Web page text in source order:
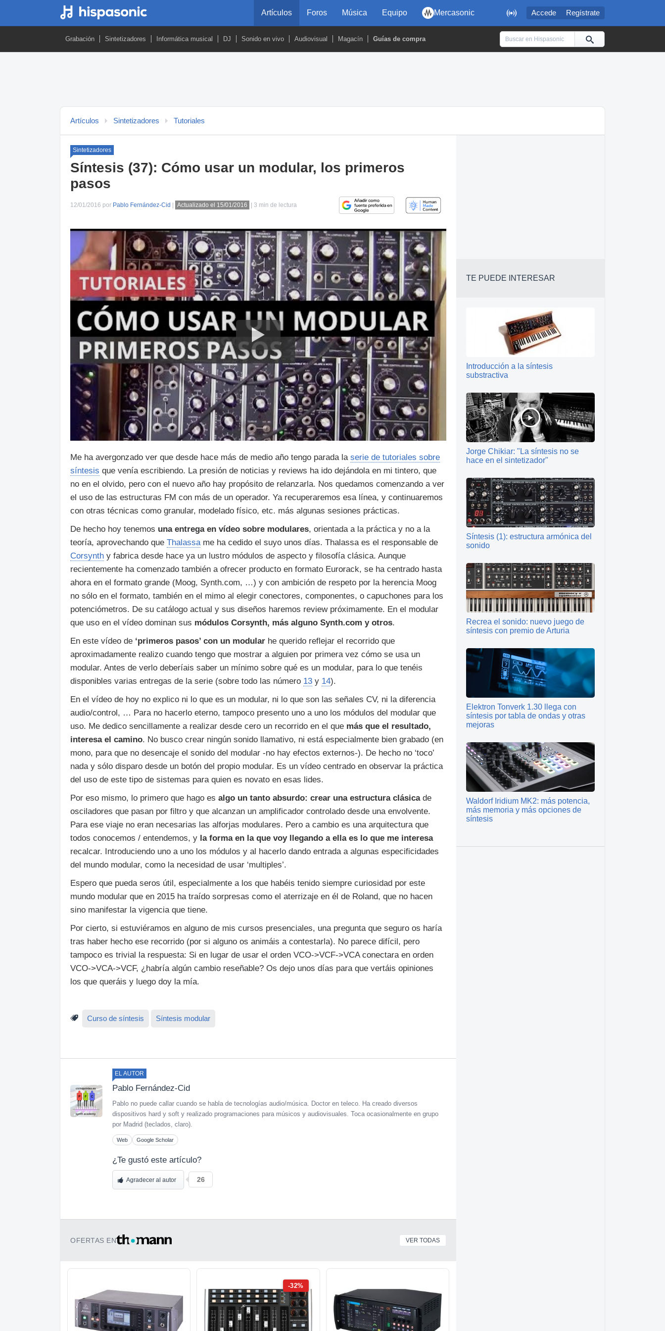
 Accede Regístrate
Artículos Foros Música Equipo Mercasonic
Grabación Sintetizadores Informática musical DJ Sonido en vivo Audiovisual Magacín Guías de compra
Artículos Sintetizadores Tutoriales
Sintetizadores
Síntesis (37): Cómo usar un modular, los primeros
pasos
12/01/2016 por Pablo Fernández-Cid Actualizado el 15/01/2016 | 3 min de lectura
Me ha avergonzado ver que desde hace más de medio año tengo parada la serie de tutoriales sobre
síntesis que venía escribiendo. La presión de noticias y reviews ha ido dejándola en mi tintero, que
no en el olvido, pero con el nuevo año hay propósito de relanzarla. Nos quedamos comenzando a ver
el uso de las estructuras FM con más de un operador. Ya recuperaremos esa línea, y continuaremos
con otras técnicas como granular, modelado físico, etc. más algunas sesiones prácticas.
De hecho hoy tenemos una entrega en vídeo sobre modulares, orientada a la práctica y no a la
teoría, aprovechando que Thalassa me ha cedido el suyo unos días. Thalassa es el responsable de
Corsynth y fabrica desde hace ya un lustro módulos de aspecto y filosofía clásica. Aunque
recientemente ha comenzado también a ofrecer producto en formato Eurorack, se ha centrado hasta
ahora en el formato grande (Moog, Synth.com, …) y con ambición de respeto por la herencia Moog
no sólo en el formato, también en el mimo al elegir conectores, componentes, o capuchones para los
potenciómetros. De su catálogo actual y sus diseños haremos review próximamente. En el modular
que uso en el vídeo dominan sus módulos Corsynth, más alguno Synth.com y otros.
En este vídeo de ‘primeros pasos’ con un modular he querido reflejar el recorrido que
aproximadamente realizo cuando tengo que mostrar a alguien por primera vez cómo se usa un
modular. Antes de verlo deberíais saber un mínimo sobre qué es un modular, para lo que tenéis
disponibles varias entregas de la serie (sobre todo las número 13 y 14).
En el vídeo de hoy no explico ni lo que es un modular, ni lo que son las señales CV, ni la diferencia
audio/control, … Para no hacerlo eterno, tampoco presento uno a uno los módulos del modular que
uso. Me dedico sencillamente a realizar desde cero un recorrido en el que más que el resultado,
interesa el camino. No busco crear ningún sonido llamativo, ni está especialmente bien grabado (en
mono, para que no desencaje el sonido del modular -no hay efectos externos-). De hecho no ‘toco’
nada y sólo disparo desde un botón del propio modular. Es un vídeo centrado en observar la práctica
del uso de este tipo de sistemas para quien es novato en esas lides.
Por eso mismo, lo primero que hago es algo un tanto absurdo: crear una estructura clásica de
osciladores que pasan por filtro y que alcanzan un amplificador controlado desde una envolvente.
Para ese viaje no eran necesarias las alforjas modulares. Pero a cambio es una arquitectura que
todos conocemos / entendemos, y la forma en la que voy llegando a ella es lo que me interesa
recalcar. Introduciendo uno a uno los módulos y al hacerlo dando entrada a algunas especificidades
del mundo modular, como la necesidad de usar ‘multiples’.
Espero que pueda seros útil, especialmente a los que habéis tenido siempre curiosidad por este
mundo modular que en 2015 ha traído sorpresas como el aterrizaje en él de Roland, que no hacen
sino manifestar la vigencia que tiene.
Por cierto, si estuviéramos en alguno de mis cursos presenciales, una pregunta que seguro os haría
tras haber hecho ese recorrido (por si alguno os animáis a contestarla). No parece difícil, pero
tampoco es trivial la respuesta: Si en lugar de usar el orden VCO->VCF->VCA conectara en orden
VCO->VCA->VCF, ¿habría algún cambio reseñable? Os dejo unos días para que vertáis opiniones
los que queráis y luego doy la mía.
Curso de síntesis Síntesis modular
EL AUTOR
Pablo Fernández-Cid
Pablo no puede callar cuando se habla de tecnologías audio/música. Doctor en teleco. Ha creado diversos
dispositivos hard y soft y realizado programaciones para músicos y audiovisuales. Toca ocasionalmente en grupo
por Madrid (teclados, claro).
Web Google Scholar
¿Te gustó este artículo?
Agradecer al autor 26
OFERTAS EN VER TODAS
-32%
TE PUEDE INTERESAR
Introducción a la síntesis
substractiva
Jorge Chikiar: "La síntesis no se
hace en el sintetizador"
Síntesis (1): estructura armónica del
sonido
Recrea el sonido: nuevo juego de
síntesis con premio de Arturia
Elektron Tonverk 1.30 llega con
síntesis por tabla de ondas y otras
mejoras
Waldorf Iridium MK2: más potencia,
más memoria y más opciones de
síntesis